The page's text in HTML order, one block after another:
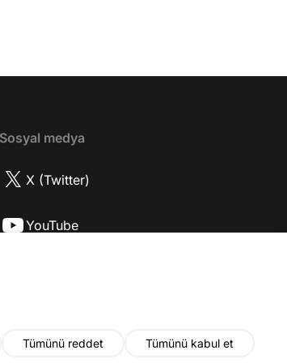
05:41 Oynadığı role nasıl
Şen, ayakkabı eleştirisinden
Yılmaz nereli, nasıl bir
Doğan'ın oyunculuk
35:47 Aziz Yıldırım
mühendisliği seçtiği doğru
48:19 Gelecekte başka
Sosyal medya
X (Twitter)
YouTube
Tümünü reddet Tümünü kabul et